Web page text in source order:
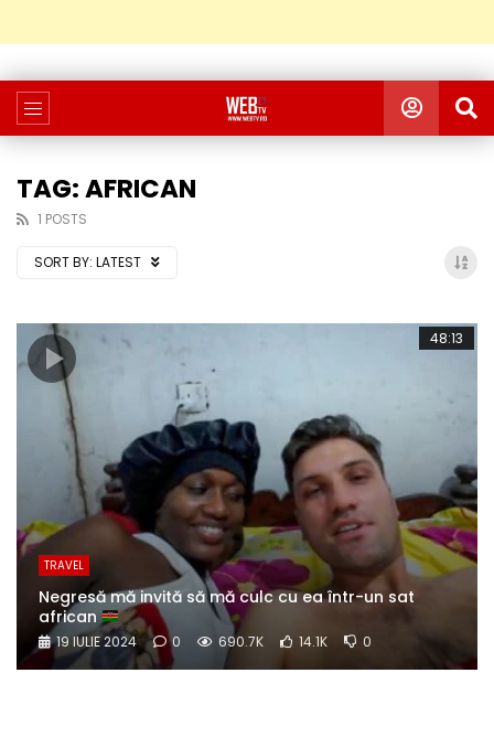
TAG: AFRICAN
1 POSTS
SORT BY: LATEST
48:13
TRAVEL
Negresă mă invită să mă culc cu ea într-un sat
african
19 IULIE 2024 0 690.7K 14.1K 0